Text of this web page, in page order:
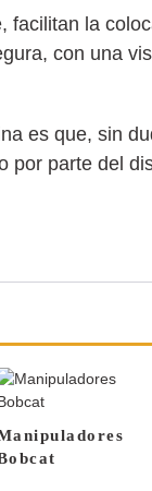
la
con una
es que, sin
parte del